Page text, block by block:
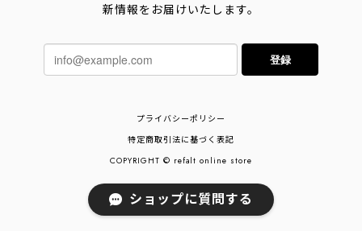
新情報をお届けいたします。
登録
プライバシーポリシー
特定商取引法に基づく表記
COPYRIGHT © refalt online store
ショップに質問する